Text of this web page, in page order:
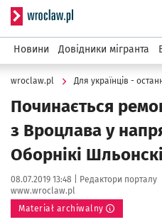
Serwis
Новини Довідники мігранта
wroclaw.pl Для українців -
Починається
з Вроцлава у
Оборнікі Шльонскі
Data publikacji:
08.07.2019 13:48 | Autor:
Редактори порталу
www.wroclaw.pl
Materiał archiwalny